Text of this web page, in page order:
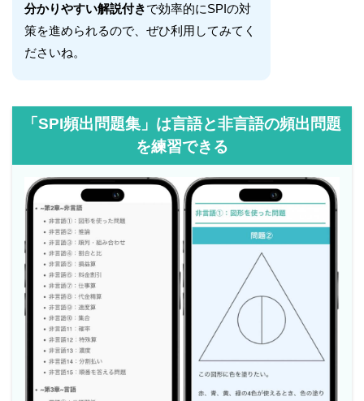
分かりやすい解説付きで効率的にSPIの対
策を進められるので、ぜひ利用してみてく
ださいね。
「SPI頻出問題集」は言語と非言語の頻出問題
を練習できる